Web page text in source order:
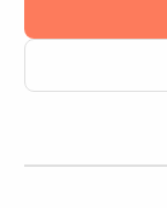
annonsen så
som möjligt.🩷